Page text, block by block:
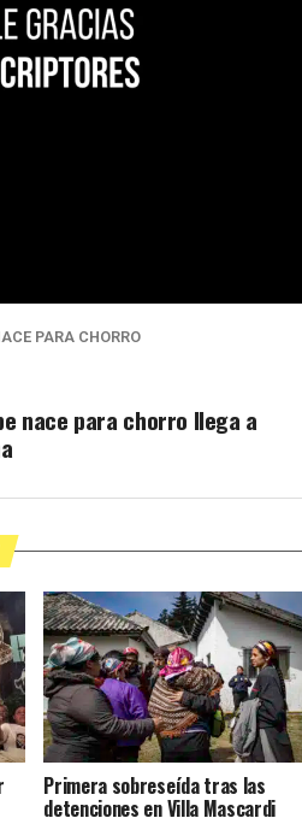
PARA CHORRO
nace para chorro llega a
Primera sobreseída tras las
detenciones en Villa Mascardi